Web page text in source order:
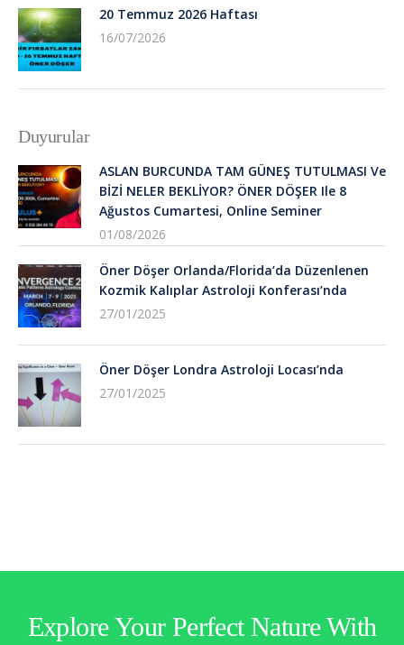
20 Temmuz 2026 Haftası
16/07/2026
Duyurular
ASLAN BURCUNDA TAM GÜNEŞ TUTULMASI Ve
BİZİ NELER BEKLİYOR? ÖNER DÖŞER Ile 8
Ağustos Cumartesi, Online Seminer
01/08/2026
Öner Döşer Orlanda/Florida’da Düzenlenen
Kozmik Kalıplar Astroloji Konferası’nda
27/01/2025
Öner Döşer Londra Astroloji Locası’nda
27/01/2025
Explore Your Perfect Nature With